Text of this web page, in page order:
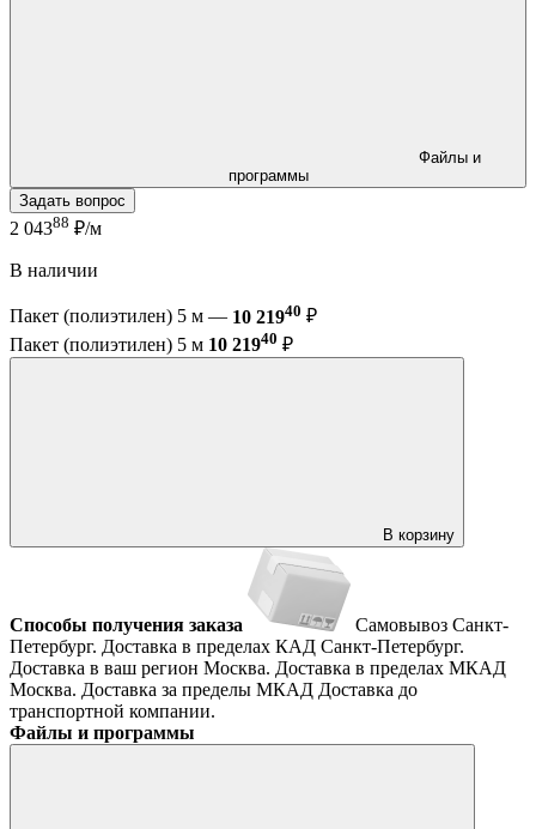
программы
Задать вопрос
2 04388 ₽/м
В наличии
Пакет (полиэтилен) 5 м — 10 21940 ₽
Пакет (полиэтилен) 5 м 10 21940 ₽
В корзину
Способы получения заказа Самовывоз Санкт-
Петербург. Доставка в пределах КАД Санкт-Петербург.
Доставка в ваш регион Москва. Доставка в пределах МКАД
Москва. Доставка за пределы МКАД Доставка до
транспортной компании.
Файлы и программы